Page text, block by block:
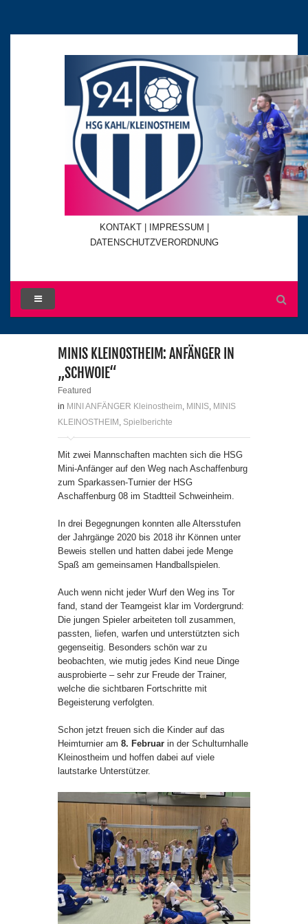
KONTAKT | IMPRESSUM |
DATENSCHUTZVERORDNUNG
MINIS KLEINOSTHEIM: ANFÄNGER IN
„SCHWOIE“
Featured
in MINI ANFÄNGER Kleinostheim MINIS MINIS
KLEINOSTHEIM Spielberichte
Mit zwei Mannschaften machten sich die HSG
Mini-Anfänger auf den Weg nach Aschaffenburg
zum Sparkassen-Turnier der HSG
Aschaffenburg 08 im Stadtteil Schweinheim.
In drei Begegnungen konnten alle Altersstufen
der Jahrgänge 2020 bis 2018 ihr Können unter
Beweis stellen und hatten dabei jede Menge
Spaß am gemeinsamen Handballspielen.
Auch wenn nicht jeder Wurf den Weg ins Tor
fand, stand der Teamgeist klar im Vordergrund:
Die jungen Spieler arbeiteten toll zusammen,
passten, liefen, warfen und unterstützten sich
gegenseitig. Besonders schön war zu
beobachten, wie mutig jedes Kind neue Dinge
ausprobierte – sehr zur Freude der Trainer,
welche die sichtbaren Fortschritte mit
Begeisterung verfolgten.
Schon jetzt freuen sich die Kinder auf das
Heimturnier am 8. Februar in der Schulturnhalle
Kleinostheim und hoffen dabei auf viele
lautstarke Unterstützer.